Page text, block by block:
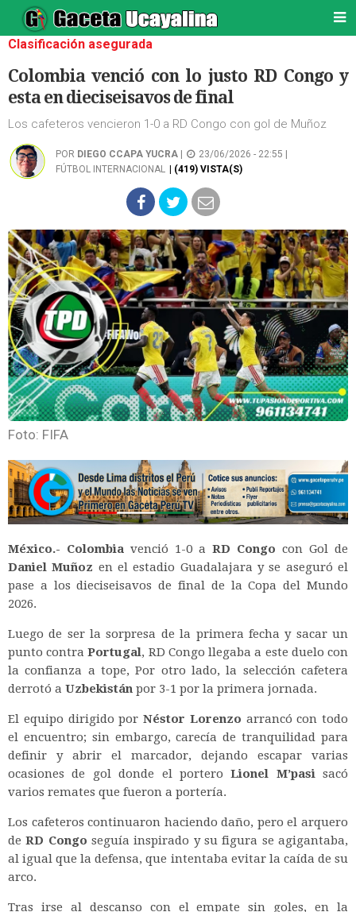
Clasificación asegurada
Colombia venció con lo justo RD Congo y
esta en dieciseisavos de final
Los cafeteros vencieron 1-0 a RD Congo con gol de Muñoz
POR DIEGO CCAPA YUCRA
23/06/2026 - 22:55 |
FÚTBOL INTERNACIONAL
| (419) VISTA(S)
Foto: FIFA
México.- Colombia venció 1-0 a RD Congo con Gol de
Daniel Muñoz en el estadio Guadalajara y se aseguró el
pase a los dieciseisavos de final de la Copa del Mundo
2026.
Luego de ser la sorpresa de la primera fecha y sacar un
punto contraPortugal, RD Congo llegaba a este duelo con
la confianza a tope, Por otro lado, la selección cafetera
derrotó a Uzbekistán por 3-1 por la primera jornada.
El equipo dirigido por Néstor Lorenzo arrancó con todo
el encuentro; sin embargo, carecía de tranquilidad para
definir y abrir el marcador, dejando escapar varias
ocasiones de gol donde el porteroLionel M’pasisacó
varios remates que fueron a portería.
Los cafeteros continuaron haciendo daño, pero el arquero
deRD Congo seguía inspirado y su figura se agigantaba,
al igual que la defensa, que intentaba evitar la caída de su
arco.
Tras irse al descanso con el empate sin goles, en la